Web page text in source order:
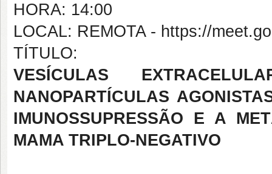
HORA: 14:00
LOCAL: REMOTA - https://
TÍTULO:
VESÍCULAS
NANOPARTÍCULAS
IMUNOSSUPRESSÃO E A
MAMA TRIPLO-NEGATIVO